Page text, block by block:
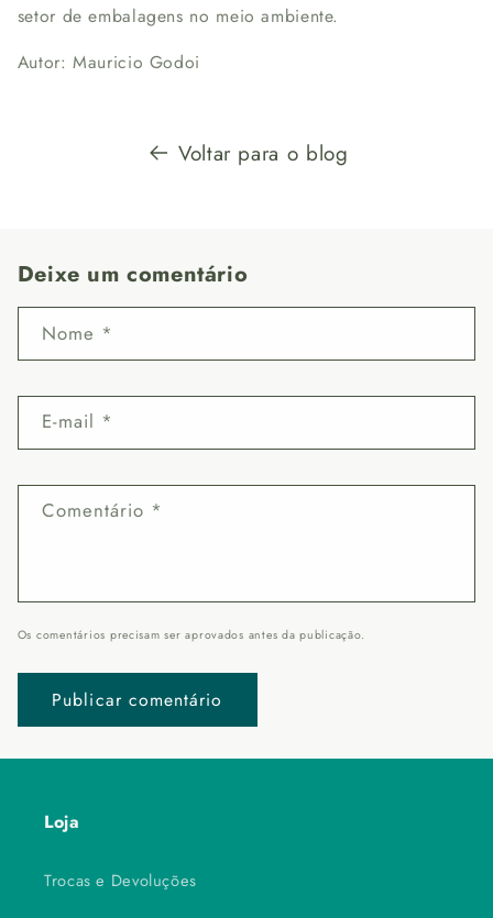
setor de embalagens no meio ambiente.
Autor: Mauricio Godoi
Voltar para o blog
Deixe um comentário
Nome *
E-mail *
Comentário *
Os comentários precisam ser aprovados antes da publicação.
Loja
Trocas e Devoluções